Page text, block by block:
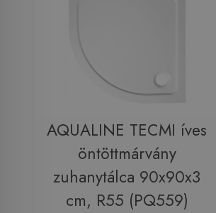
AQUALINE TECMI íves
öntöttmárvány
zuhanytálca 90x90x3
cm, R55 (PQ559)